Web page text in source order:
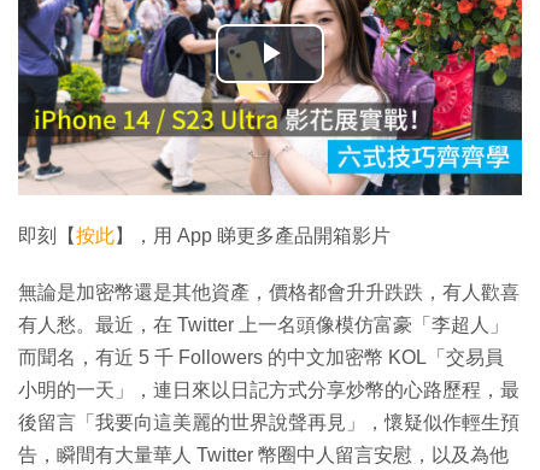
播
放
影
片
即刻【按此】，用 App 睇更多產品開箱影片
無論是加密幣還是其他資產，價格都會升升跌跌，有人歡喜
有人愁。最近，在 Twitter 上一名頭像模仿富豪「李超人」
而聞名，有近 5 千 Followers 的中文加密幣 KOL「交易員
小明的一天」，連日來以日記方式分享炒幣的心路歷程，最
後留言「我要向這美麗的世界說聲再見」，懷疑似作輕生預
告，瞬間有大量華人 Twitter 幣圈中人留言安慰，以及為他